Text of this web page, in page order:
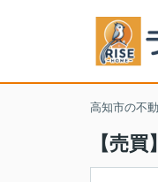
高知市の不
【売